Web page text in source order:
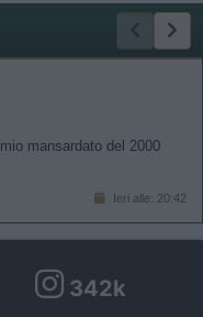
mansardato del 2000
Ieri alle: 20:42
342k